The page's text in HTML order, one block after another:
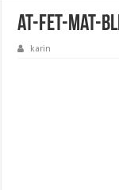
at-fet-mat-
karin